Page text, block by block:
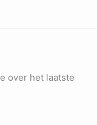
over het laatste